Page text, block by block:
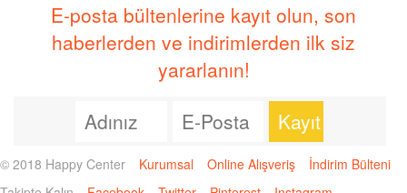
E-posta bültenlerine kayıt olun, son
haberlerden ve indirimlerden ilk siz
yararlanın!
© 2018 Happy Center Kurumsal Online Alışveriş
İndirim Bülteni